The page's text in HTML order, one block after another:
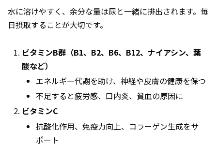
水に溶けやすく、余分な量は尿と一緒に排出されます。毎
日摂取することが大切です。
ビタミンB群（B1、B2、B6、B12、ナイアシン、葉
酸など）
エネルギー代謝を助け、神経や皮膚の健康を保つ
不足すると疲労感、口内炎、貧血の原因に
ビタミンC
抗酸化作用、免疫力向上、コラーゲン生成をサ
ポート